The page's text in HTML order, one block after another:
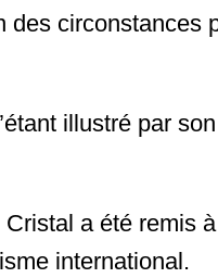
illustré par
a été remis
international.